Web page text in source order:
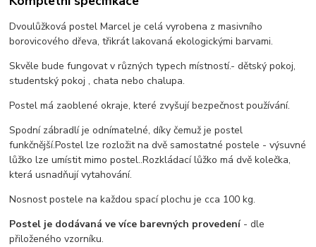
Dvoulůžková postel Marcel je celá vyrobena z masivního
borovicového dřeva, třikrát lakovaná ekologickými barvami.
Skvěle bude fungovat v různých typech místností.- dětský pokoj,
studentský pokoj , chata nebo chalupa.
Postel má zaoblené okraje, které zvyšují bezpečnost používání.
Spodní zábradlí je odnímatelné, díky čemuž je postel
funkčnější.Postel lze rozložit na dvě samostatné postele - výsuvné
lůžko lze umístit mimo postel..Rozkládací lůžko má dvě kolečka,
která usnadňují vytahování.
Nosnost postele na každou spací plochu je cca 100 kg.
Postel je dodávaná ve více barevných provedení- dle
přiloženého vzorníku.